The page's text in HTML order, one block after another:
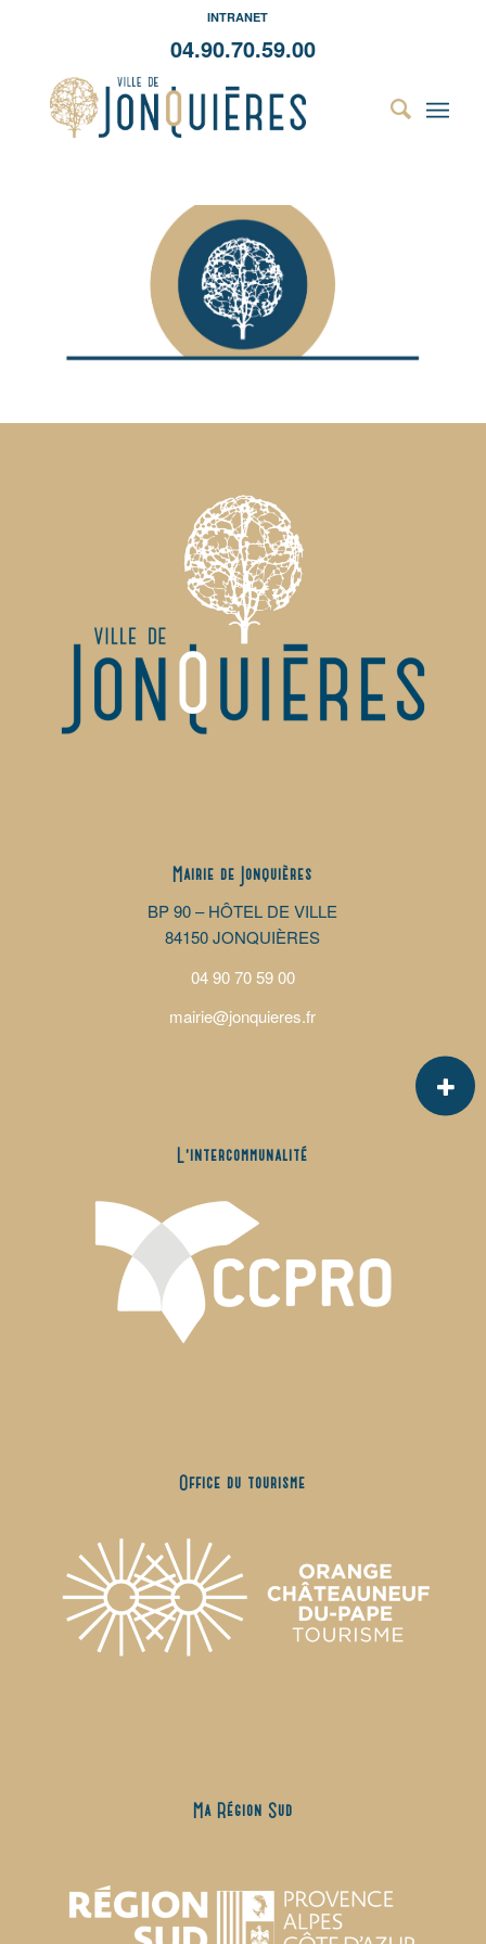
INTRANET
04.90.70.59.00
Mairie de Jonquières
BP 90 – HÔTEL DE VILLE
84150 JONQUIÈRES
04 90 70 59 00
mairie@jonquieres.fr
L’intercommunalité
Office du tourisme
Ma Région Sud